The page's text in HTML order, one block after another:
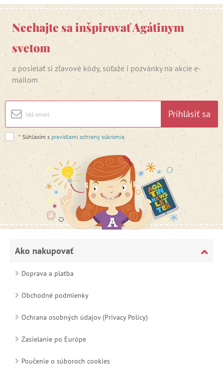
Nechajte sa inšpirovať Agátinym
svetom
a posielať si zľavové kódy, súťaže i pozvánky na akcie e-
mailom
Prihlásiť sa
* Súhlasím s pravidlami ochrany súkromia.
Ako nakupovať
Doprava a platba
Obchodné podmienky
Ochrana osobných údajov (Privacy Policy)
Zasielanie po Európe
Poučenie o súboroch cookies